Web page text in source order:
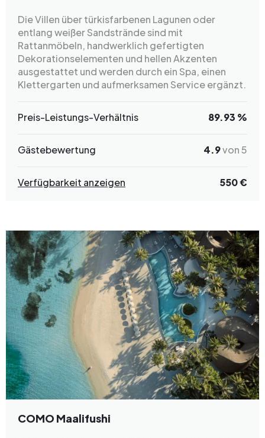
Die Villen über türkisfarbenen Lagunen oder
entlang weißer Sandstrände sind mit
Rattanmöbeln, handwerklich gefertigten
Dekorationselementen und hellen Akzenten
ausgestattet und werden durch ein Spa, einen
Klettergarten und aufmerksamen Service ergänzt.
Preis-Leistungs-Verhältnis 89.93 %
Gästebewertung 4.9von 5
Verfügbarkeit anzeigen 550 €
COMO Maalifushi